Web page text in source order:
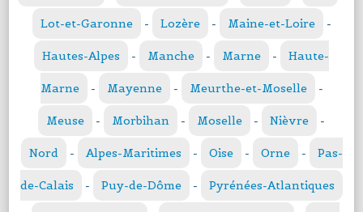
Lot-et-Garonne - Lozère - Maine-et-Loire -
Hautes-Alpes - Manche - Marne - Haute-
Marne - Mayenne - Meurthe-et-Moselle -
Meuse - Morbihan - Moselle - Nièvre -
Nord - Alpes-Maritimes - Oise - Orne - Pas-
de-Calais - Puy-de-Dôme - Pyrénées-Atlantiques